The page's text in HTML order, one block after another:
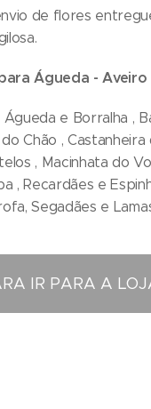
de flores
Águeda - Aveiro
Águeda e Borralha ,
Chão ,
, Macinhata do
, Recardães e
Segadães e
IR PARA A